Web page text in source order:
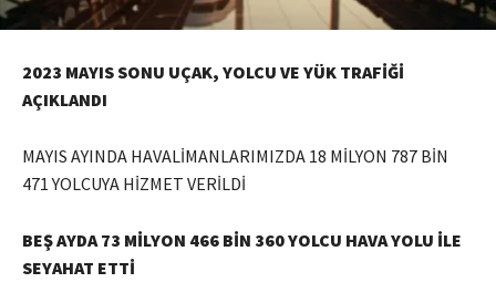
2023 MAYIS SONU UÇAK, YOLCU VE YÜK TRAFİĞİ
AÇIKLANDI
MAYIS AYINDA HAVALİMANLARIMIZDA 18 MİLYON 787 BİN
471 YOLCUYA HİZMET VERİLDİ
BEŞ AYDA 73 MİLYON 466 BİN 360 YOLCU HAVA YOLU İLE
SEYAHAT ETTİ